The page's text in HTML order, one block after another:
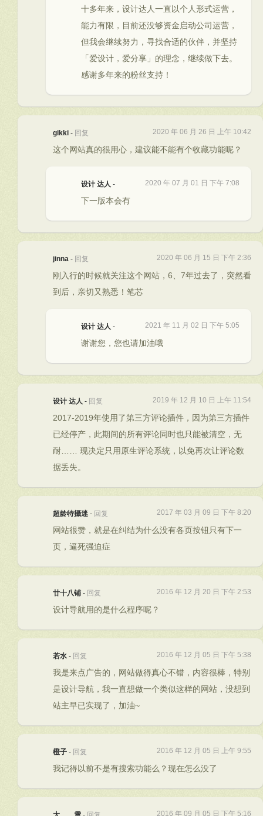
十多年来，设计达人一直以个人形式运营，
能力有限，目前还没够资金启动公司运营，
但我会继续努力，寻找合适的伙伴，并坚持
「爱设计，爱分享」的理念，继续做下去。
感谢多年来的粉丝支持！
gikki - 回复 2020 年 06 月 26 日 上午 10:42
这个网站真的很用心，建议能不能有个收藏功能呢？
设计 达人 - 2020 年 07 月 01 日 下午 7:08
下一版本会有
jinna - 回复 2020 年 06 月 15 日 下午 2:36
刚入行的时候就关注这个网站，6、7年过去了，突然看
到后，亲切又熟悉！笔芯
设计 达人 - 2021 年 11 月 02 日 下午 5:05
谢谢您，您也请加油哦
设计 达人 - 回复 2019 年 12 月 10 日 上午 11:54
2017-2019年使用了第三方评论插件，因为第三方插件
已经停产，此期间的所有评论同时也只能被清空，无
耐…… 现决定只用原生评论系统，以免再次让评论数
据丢失。
超龄特攝迷 - 回复 2017 年 03 月 09 日 下午 8:20
网站很赞，就是在纠结为什么没有各页按钮只有下一
页，逼死强迫症
廿十八铺- 回复 2016 年 12 月 20 日 下午 2:53
设计导航用的是什么程序呢？
若水 - 回复 2016 年 12 月 05 日 下午 5:38
我是来点广告的，网站做得真心不错，内容很棒，特别
是设计导航，我一直想做一个类似这样的网站，没想到
站主早已实现了，加油~
橙子 - 回复 2016 年 12 月 05 日 上午 9:55
我记得以前不是有搜索功能么？现在怎么没了
2016 年 09 月 05 日 下午 5:16